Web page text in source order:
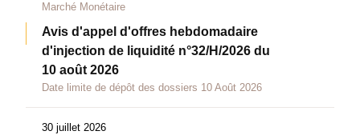
Marché Monétaire
Avis d'appel d'offres hebdomadaire
d'injection de liquidité n°32/H/2026 du
10 août 2026
Date limite de dépôt des dossiers 10 Août 2026
30 juillet 2026